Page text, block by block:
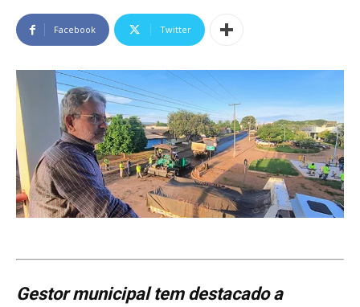
Facebook Twitter
Gestor municipal tem destacado a